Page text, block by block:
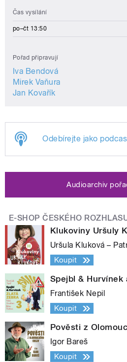
Čas vysílání
po–čt 13:50
Pořad připravují
Iva Bendová
Mirek Vaňura
Jan Kovařík
Odebírejte jako
Audioarchiv
E-SHOP ČESKÉHO
Klukoviny Uršuly
Uršula Kluková –
Koupit
Spejbl & Hurvínek
František Nepil
Koupit
Pověsti z
Igor Bareš
Koupit